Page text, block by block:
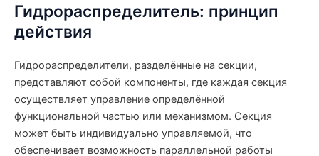
Гидрораспределитель: принцип
действия
Гидрораспределители, разделённые на секции,
представляют собой компоненты, где каждая секция
осуществляет управление определённой
функциональной частью или механизмом. Секция
может быть индивидуально управляемой, что
обеспечивает возможность параллельной работы